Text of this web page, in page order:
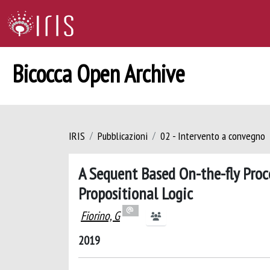
Bicocca Open Archive
IRIS Pubblicazioni 02 - Intervento a convegno
A Sequent Based On-the-fly
Propositional Logic
Fiorino, G
2019